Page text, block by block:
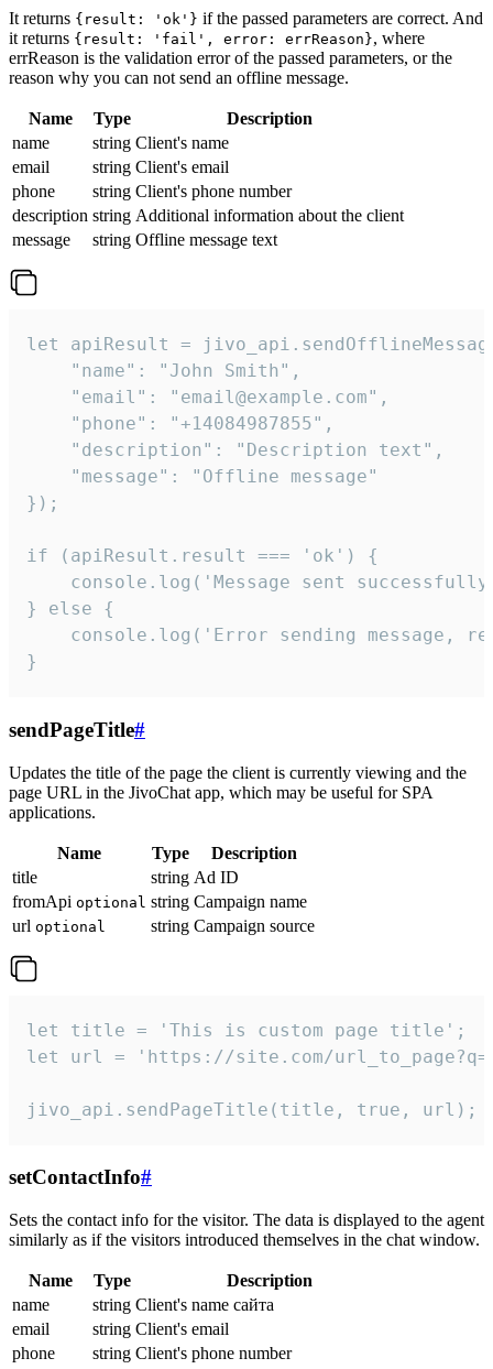
It returns {result: 'ok'} if the passed parameters are correct. And
it returns {result: 'fail', error: errReason}, where
errReason is the validation error of the passed parameters, or the
reason why you can not send an offline message.
Name Type
Description
name
string Client's name
email
string Client's email
phone
string Client's phone number
description string Additional information about the client
message
string Offline message text
let apiResult =
    "name": "John Smith",
    "email": "email@example.com",
    "phone": "+14084987855",
    "description": "Description text",
    "message": "Offline message"
});
if (apiResult.result === 'ok') {
console.log('Message sent
} else {
console.log('Error sending message,
}
sendPageTitle#
Updates the title of the page the client is currently viewing and the
page URL in the JivoChat app, which may be useful for SPA
applications.
Name Type
Description
title
string Ad ID
fromApi optional string Campaign name
url optional string Campaign source
let title = 'This is custom page title';
let url = 'https://site.com/
jivo_api.sendPageTitle(title, true, url);
setContactInfo#
Sets the contact info for the visitor. The data is displayed to the agent
similarly as if the visitors introduced themselves in the chat window.
Name Type
Description
name
string Client's name сайта
email
string Client's email
phone
string Client's phone number